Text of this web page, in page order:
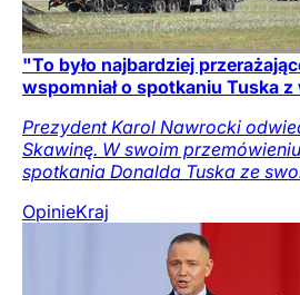
"To było najbardziej
wspomniał o spotkaniu Tuska
Prezydent Karol Nawrocki
Skawinę. W swoim
spotkania Donalda Tuska ze
OpinieKraj